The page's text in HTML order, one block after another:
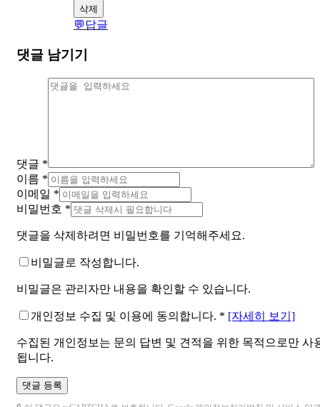
삭제
💬답글
댓글 남기기
댓글 *
이름 *
이메일 *
비밀번호 *
댓글을 삭제하려면 비밀번호를 기억해주세요.
비밀글로 작성합니다.
비밀글은 관리자만 내용을 확인할 수 있습니다.
개인정보 수집 및 이용에 동의합니다. * [자세히 보기]
수집된 개인정보는 문의 답변 및 견적을 위한 목적으로만 사
됩니다.
댓글 등록